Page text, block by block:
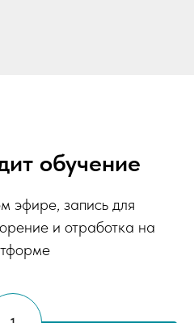
обучение
эфире, запись для
и отработка на